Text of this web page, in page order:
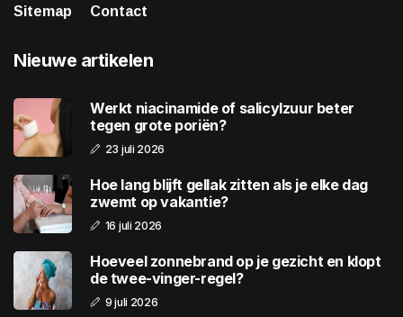
Sitemap
Contact
Nieuwe artikelen
Werkt niacinamide of salicylzuur beter
tegen grote poriën?
23 juli 2026
Hoe lang blijft gellak zitten als je elke dag
zwemt op vakantie?
16 juli 2026
Hoeveel zonnebrand op je gezicht en klopt
de twee-vinger-regel?
9 juli 2026